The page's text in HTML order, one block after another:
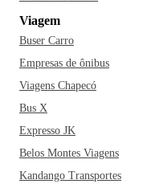
São Domingos, o
Zoológico de
uma área de mata
cidade também não
Bar do Takashi e os
o Restaurante
famosos e procurados
Paradise Inn Hotel
Viagem
Buser Carro
Empresas de ônibus
Viagens Chapecó
Bus X
Expresso JK
Belos Montes Viagens
Kandango Transportes